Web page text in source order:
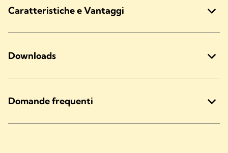
Caratteristiche e Vantaggi
Downloads
Domande frequenti